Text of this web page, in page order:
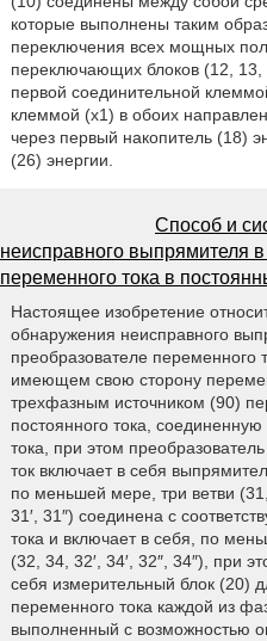
которые выполнены таким
переключения всех мощных
переключающих блоков (12, 13,
первой соединительной
клеммой (х1) в обоих
через первый накопитель (18)
(26) энергии.
Способ и
неисправного выпрямителя
переменного тока в
Настоящее изобретение
обнаружения неисправного
преобразователе переменного
имеющем свою сторону
трехфазным источником (90)
постоянного тока,
тока, при этом
ток включает в себя
по меньшей мере, три ветви
31′, 31″) соединена с
тока и включает в себя, по
(32, 34, 32′, 34′, 32″, 34″), при
себя измерительный блок (20)
переменного тока каждой из
выполненный с возможностью